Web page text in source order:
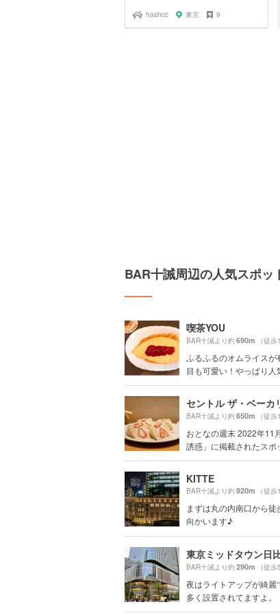
hashcc 東京 9
BAR十誡周辺の人気スポッ
喫茶YOU
BAR十誡より約690m （徒歩
ふるふるのオムライスが
目も可愛い！やっぱり人
セントル ザ・ベーカ
BAR十誡より約650m （徒歩
おとなの週末 2022年11
誘惑」に掲載されたスポ
KITTE
BAR十誡より約920m （徒歩
まずは丸の内南口から
向かいます♪
東京ミッドタウン日
BAR十誡より約290m （徒歩
夜はライトアップが綺麗
多く設置されてますよ。